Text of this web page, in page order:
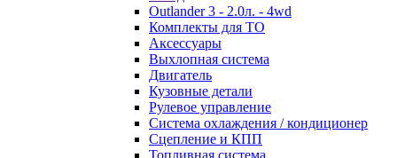
Outlander 3 - 2.0л. - 4wd
Комплекты для ТО
Аксессуары
Выхлопная система
Двигатель
Кузовные детали
Рулевое управление
Система охлаждения / кондиционер
Сцепление и КПП
Топливная система